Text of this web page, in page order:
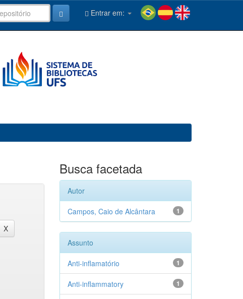
Entrar em:
Busca facetada
Autor
1
Campos, Caio de Alcântara
Assunto
1
Anti-inflamatório
1
Anti-inflammatory